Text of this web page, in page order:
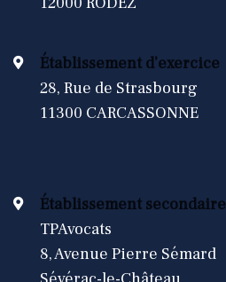
Établissement d’exercice
28, Rue de Strasbourg
11300 CARCASSONNE
Établissement secondaire
TPAvocats
8, Avenue Pierre Sémard